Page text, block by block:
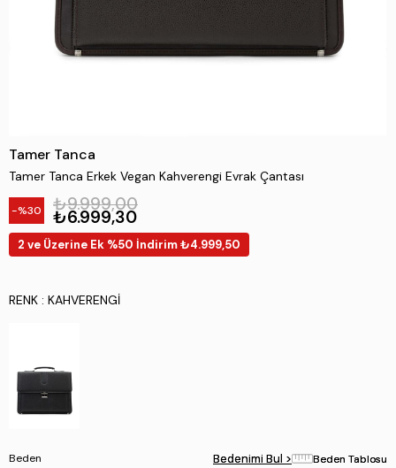
Tamer Tanca
Tamer Tanca Erkek Vegan Kahverengi Evrak Çantası
30 ₺9.999,00
₺6.999,30
2 ve Üzerine Ek %50 İndirim ₺4.999,50
RENK : KAHVERENGI
Beden Bedenimi Bul > Beden Tablosu
Bedenimi Bul > Beden Tablosu